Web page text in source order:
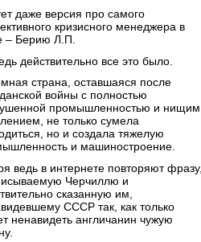
даже версия про самого
кризисного менеджера в
– Берию Л.П.
действительно все это было.
страна, оставшаяся после
войны с полностью
промышленностью и нищим
не только сумела
но и создала тяжелую
и машиностроение.
ведь в интернете повторяют фразу,
Черчиллю и
сказанную им,
СССР так, как только
ненавидеть англичанин чужую